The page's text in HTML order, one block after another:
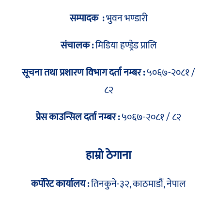
सम्पादक :भुवन भण्डारी
संचालक :मिडिया हण्ड्रेड प्रालि
सूचना तथा प्रशारण विभाग दर्ता नम्बर :५०६७-२०८१ /
८२
प्रेस काउन्सिल दर्ता नम्बर :५०६७-२०८१ / ८२
हाम्रो ठेगाना
कर्पोरेट कार्यालय :तिनकुने-३२, काठमाडौं, नेपाल